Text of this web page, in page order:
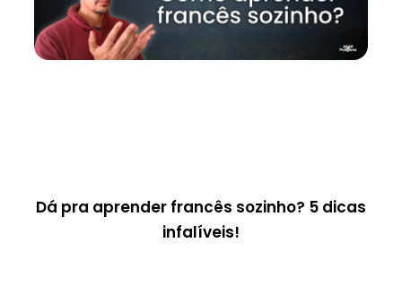
Dá pra aprender francês sozinho? 5 dicas
infalíveis!